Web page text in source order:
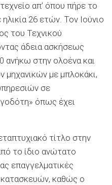
απ’ όπου πήρε το
26 ετών. Τον Ιούνιο
του Τεχνικού
άδεια ασκήσεως
ανήκω στην ολοένα και
μηχανικών με μπλοκάκι,
σε
όπως έχει
τίτλο στην
το ίδιο ανώτατο
επαγγελματικές
καθώς ο